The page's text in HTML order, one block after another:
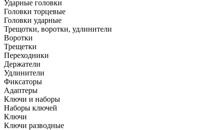
Ударные головки
Головки торцевые
Головки ударные
Трещотки, воротки, удлинители
Воротки
Трещетки
Переходники
Держатели
Удлинители
Фиксаторы
Адаптеры
Ключи и наборы
Наборы ключей
Ключи
Ключи разводные